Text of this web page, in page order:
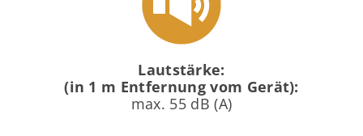
Lautstärke:
(in 1 m Entfernung vom Gerät):
max. 55 dB (A)